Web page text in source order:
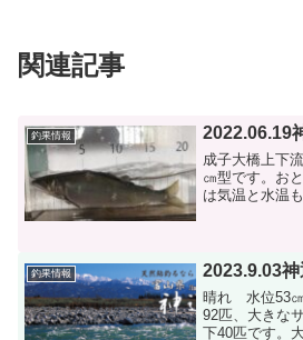
関連記事
釣果情報 2022.06.19
成子大橋上下
㎝型です。お
は気温と水温
釣果情報 2023.9.03
晴れ 水位53
92匹、大きな
下40匹です。